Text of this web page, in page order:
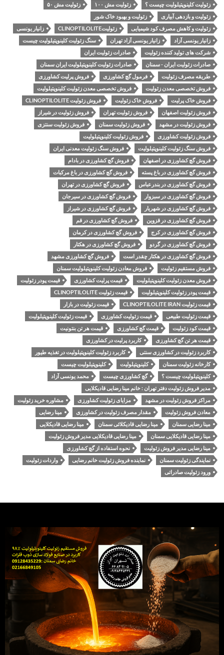
زئولیت کلینوپتیلولیت چیست ؟
زئولیت مش ۱۰۰
زئولیت مش ۵۰
زئولیت و بازدهی آبیاری
زئولیت و بهبود خاک شور
زئولیت و کاهش مصرف کود شیمیایی
زئولیتCLINOPTILOLITE
زانیار یونسی
زانیار یونسی آزاد
زانیار یونسی آزاد تهران
سنگ زئولیت کلینوپتیلولیت چیست
شرکت های تولید کننده زئولیت
صادرات زئولیت ایران
صادرات زئولیت ایران - سمنان
صادرات زئولیت کلینوپتیلولیت ایران سمنان
طریقه مصرف زئولیت
فرمول گچ کشاورزی
فروش پرلیت کشاورزی
فروش تخصصی معدن زئولیت
فروش تخصصی معدن زئولیت کلینوپتیلولیت
فروش خاک پرلیت
فروش خاک زئولیت
فروش زئولیت CLINOPTILOLITE
فروش زئولیت اصفهان
فروش زئولیت تهران
فروش زئولیت در شیراز
فروش زئولیت در مشهد
فروش زئولیت سمنان
فروش زئولیت سنتزی
فروش زئولیت کشاورزی
فروش زئولیت کلینوپتیلولیت
فروش سنگ زئولیت کلینوپتیلولیت
فروش سنگ زئولیت معدنی ایران
فروش گچ کشاورزی در اصفهان
فروش گچ کشاورزی در بادام
فروش گچ کشاورزی در باغ پسته
فروش گچ کشاورزی در باغ مرکبات
فروش گچ کشاورزی در بندرعباس
فروش گچ کشاورزی در تهران
فروش گچ کشاورزی در سبزوار
فروش گچ کشاورزی در سیرجان
فروش گچ کشاورزی در شهریار
فروش گچ کشاورزی در شیراز
فروش گچ کشاورزی در قزوین
فروش گچ کشاورزی در قم
فروش گچ کشاورزی در کرج
فروش گچ کشاورزی در کرمان
فروش گچ کشاورزی در گردو
فروش گچ کشاورزی در هکتار
فروش گچ کشاورزی در هکتار چقدر است
فروش گچ کشاورزی مشهد
فروش مستقیم زئولیت
فروش معادن زئولیت کلینوپتیلولیت سمنان
فروش معدن زئولیت کلینوپتیلولیت
قیمت پرلیت کشاورزی
قیمت پودر زئولیت
قیمت پودر زئولیت کلینوپتیلولیت
قیمت زئولیت CLINOPTILOLITE
قیمت زئولیت CLINOPTILOLITE IRAN
قیمت زئولیت در بازار
قیمت زئولیت طبیعی
قیمت زئولیت کشاورزی
قیمت زئولیت کلینوپتیلولیت
قیمت کود زئولیت
قیمت گچ کشاورزی
قیمت هر تن بنتونیت
قیمت هر تن گچ کشاورزی
کاربرد پرلیت در کشاورزی
کاربرد زئولیت در کشاورزی سنتی
کاربرد زئولیت کلینوپتیلولیت در تغذیه طیور
کارخانه زئولیت سمنان
کلینوپتیلولیت
کلینوپتیلولیت چیست
کلینوپتیلولیت چیست ؟
گچ کشاورزی چیست
محمد یونسی آزاد
مدیر فروش زئولیت دفتر تهران : خانم مینا رضایی قادیکلایی
مراکز فروش زئولیت در مشهد
مزایای زئولیت کشاورزی
مشاوره خرید زئولیت
معادن فروش زئولیت
مقدار مصرف زئولیت در کشاورزی
مینا رضایی
مینا رضایی سمنان
مینا رضایی قادیکلائی سمنان
مینا رضایی قادیکلایی
مینا رضایی قادیکلایی سمنان
مینا رضایی قادیکلایی مدیر فروش زئولیت
مینا رضایی مدیر فروش زئولیت
نحوه استفاده از گچ کشاورزی
نمایندگی زئولیت سمنان
نماینده فروش زئولیت خانم رضایی
واردات زئولیت
ورود زئولیت صادراتی